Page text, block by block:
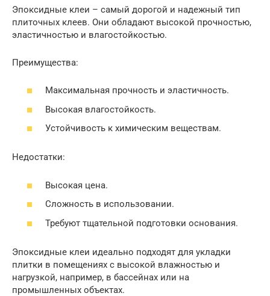
Эпоксидные клеи – самый дорогой и надежный тип
плиточных клеев. Они обладают высокой прочностью,
эластичностью и влагостойкостью.
Преимущества:
Максимальная прочность и эластичность.
Высокая влагостойкость.
Устойчивость к химическим веществам.
Недостатки:
Высокая цена.
Сложность в использовании.
Требуют тщательной подготовки основания.
Эпоксидные клеи идеально подходят для укладки
плитки в помещениях с высокой влажностью и
нагрузкой, например, в бассейнах или на
промышленных объектах.